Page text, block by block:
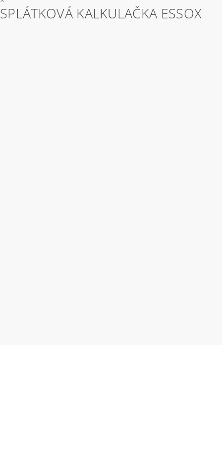
SPLÁTKOVÁ KALKULAČKA ESSOX